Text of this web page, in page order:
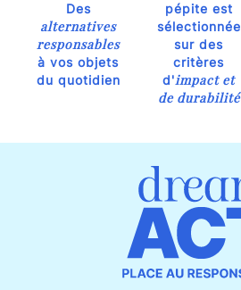
Des
alternatives
responsables
à vos objets
du quotidien
pépite est
sélectionnée
sur des
critères
d'impact et
de durabilité